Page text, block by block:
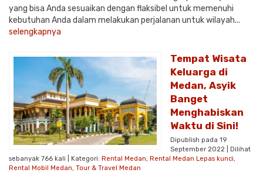
yang bisa Anda sesuaikan dengan flaksibel untuk memenuhi
kebutuhan Anda dalam melakukan perjalanan untuk wilayah...
selengkapnya
Tempat Wisata
Keluarga di
Medan, Asyik
Banget
Menghabiskan
Waktu di Sini!
Dipublish pada 19
September 2022 | Dilihat
sebanyak 766 kali | Kategori: Rental Medan, Rental Medan Lepas kunci,
Rental Mobil Medan, Tour & Travel Medan